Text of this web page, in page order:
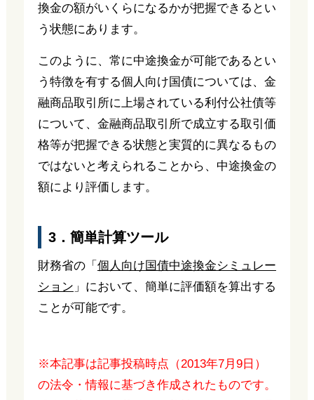
換金の額がいくらになるかが把握できるとい
う状態にあります。
このように、常に中途換金が可能であるとい
う特徴を有する個人向け国債については、金
融商品取引所に上場されている利付公社債等
について、金融商品取引所で成立する取引価
格等が把握できる状態と実質的に異なるもの
ではないと考えられることから、中途換金の
額により評価します。
3．簡単計算ツール
財務省の「 個人向け国債中途換金シミュレー
ション 」において、簡単に評価額を算出する
ことが可能です。
※本記事は記事投稿時点（2013年7月9日）
の法令・情報に基づき作成されたものです。